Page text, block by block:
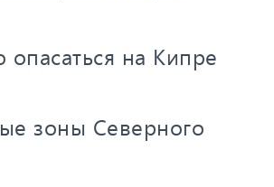
на Кипре
зоны Северного